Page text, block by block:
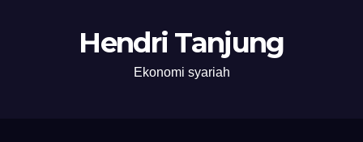
Hendri Tanjung
Ekonomi syariah